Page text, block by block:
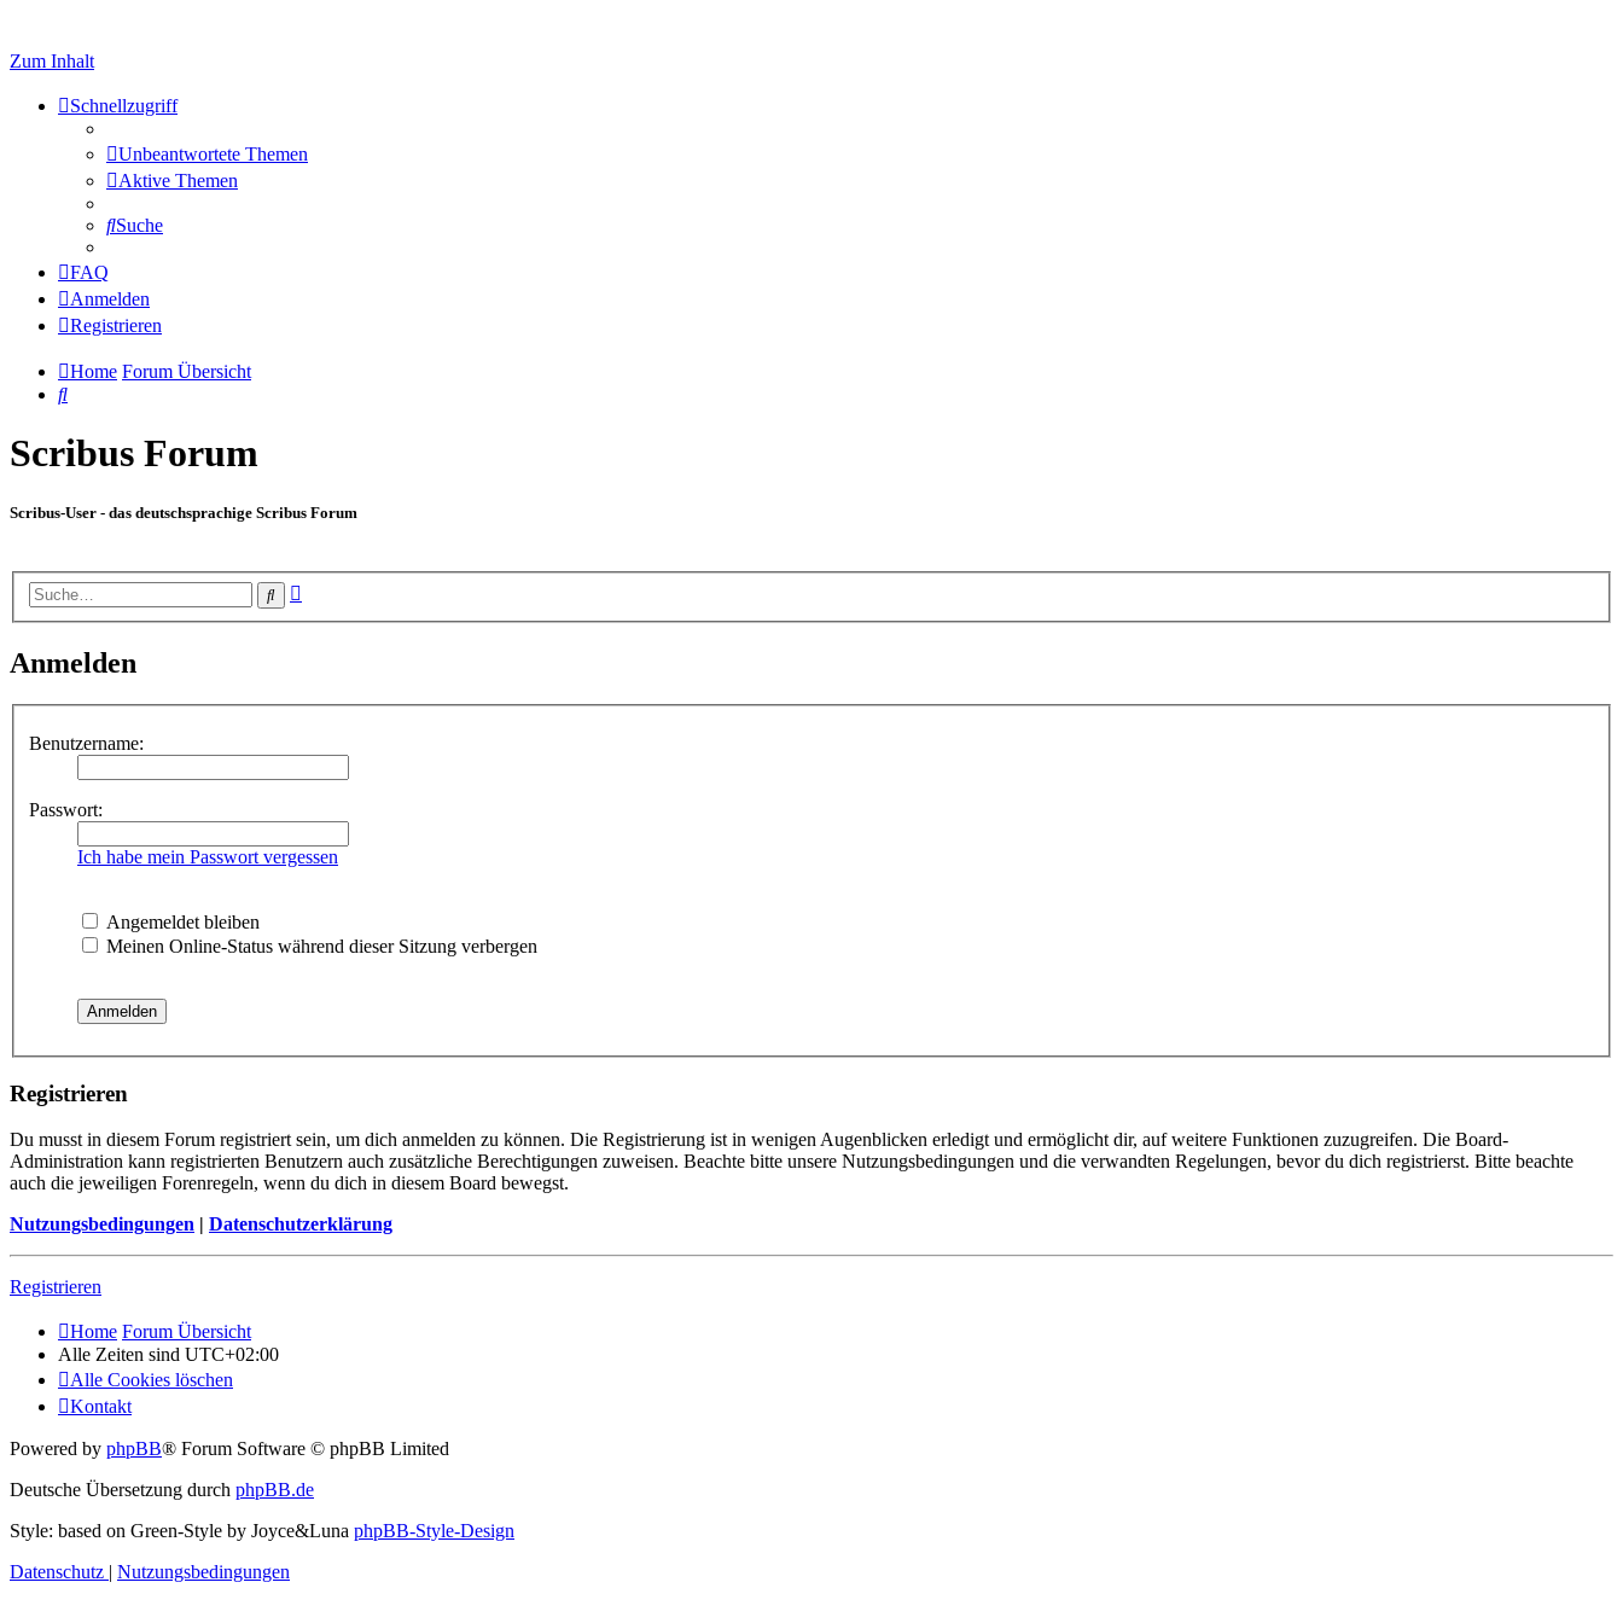
Zum Inhalt
Schnellzugriff
Unbeantwortete Themen
Aktive Themen
Suche
FAQ
Anmelden
Registrieren
Home Forum Übersicht
Suche
Scribus Forum
Scribus-User - das deutschsprachige Scribus Forum
Suche
Anmelden
Benutzername:
Passwort:
Ich habe mein Passwort vergessen
Angemeldet bleiben
Meinen Online-Status während dieser Sitzung verbergen
Registrieren
Du musst in diesem Forum registriert sein, um dich anmelden zu können. Die Registrierung ist in wenigen Augenblicken erledigt und ermöglicht dir, auf weitere Funktionen zuzugreifen. Die Board-
Administration kann registrierten Benutzern auch zusätzliche Berechtigungen zuweisen. Beachte bitte unsere Nutzungsbedingungen und die verwandten Regelungen, bevor du dich registrierst. Bitte beachte
auch die jeweiligen Forenregeln, wenn du dich in diesem Board bewegst.
Nutzungsbedingungen | Datenschutzerklärung
Registrieren
Home Forum Übersicht
Alle Zeiten sind UTC+02:00
Alle Cookies löschen
Kontakt
Powered by phpBB® Forum Software © phpBB Limited
Deutsche Übersetzung durch phpBB.de
Style: based on Green-Style by Joyce&Luna phpBB-Style-Design
Datenschutz | Nutzungsbedingungen